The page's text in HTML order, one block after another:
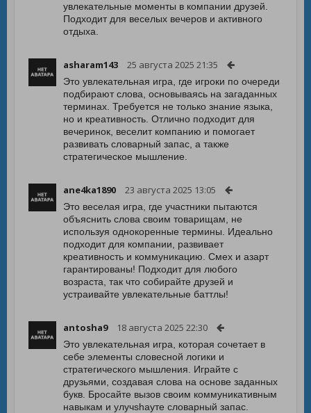
увлекательные моменты в компании друзей.
Подходит для веселых вечеров и активного
отдыха.
asharam143 25 августа 2025 21:35
Это увлекательная игра, где игроки по очереди
подбирают слова, основываясь на загаданных
терминах. Требуется не только знание языка,
но и креативность. Отлично подходит для
вечеринок, веселит компанию и помогает
развивать словарный запас, а также
стратегическое мышление.
ane4ka1890 23 августа 2025 13:05
Это веселая игра, где участники пытаются
объяснить слова своим товарищам, не
используя однокоренные термины. Идеально
подходит для компании, развивает
креативность и коммуникацию. Смех и азарт
гарантированы! Подходит для любого
возраста, так что собирайте друзей и
устраивайте увлекательные баттлы!
antosha9 18 августа 2025 22:30
Это увлекательная игра, которая сочетает в
себе элементы словесной логики и
стратегического мышления. Играйте с
друзьями, создавая слова на основе заданных
букв. Бросайте вызов своим коммуникативным
навыкам и улучshayте словарный запас.